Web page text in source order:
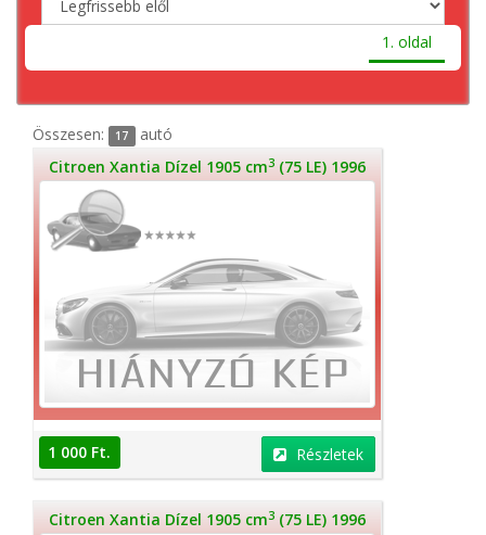
1. oldal
Összesen: 17 autó
Citroen Xantia Dízel 1905 cm3 (75 LE) 1996
1 000 Ft. Részletek
Citroen Xantia Dízel 1905 cm3 (75 LE) 1996